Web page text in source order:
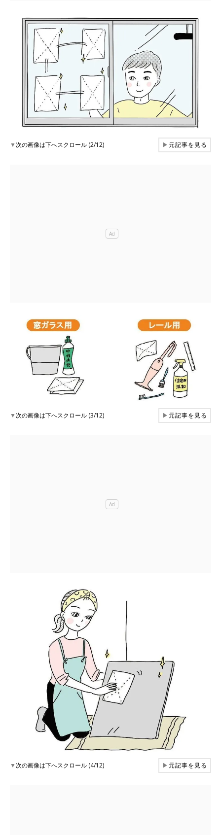
▼次の画像は下へスクロール (2/12) ▶元記事を見る
▼次の画像は下へスクロール (3/12) ▶元記事を見る
▼次の画像は下へスクロール (4/12) ▶元記事を見る